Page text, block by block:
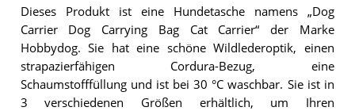
Dieses Produkt ist eine Hundetasche namens „Dog
Carrier Dog Carrying Bag Cat Carrier“ der Marke
Hobbydog. Sie hat eine schöne Wildlederoptik, einen
strapazierfähigen Cordura-Bezug, eine
Schaumstofffüllung und ist bei 30 °C waschbar. Sie ist in
3 verschiedenen Größen erhältlich, um Ihren